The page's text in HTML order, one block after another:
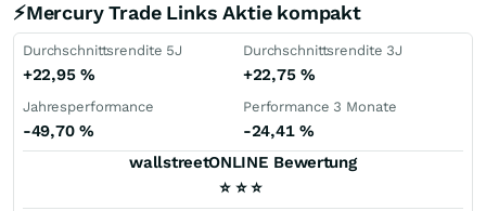
⚡Mercury Trade Links Aktie kompakt
Durchschnittsrendite 5J
+22,95 %
Durchschnittsrendite 3J
+22,75 %
Jahresperformance
-49,70 %
Performance 3 Monate
-24,41 %
wallstreetONLINE Bewertung
⭐ ⭐ ⭐